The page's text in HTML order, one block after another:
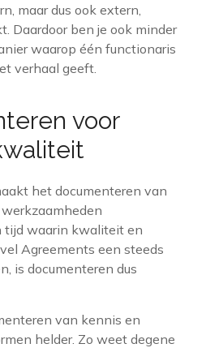
maar dus ook extern,
Daardoor ben je ook minder
waarop één functionaris
verhaal geeft.
voor
het documenteren van
tijd waarin kwaliteit en
Agreements een steeds
is documenteren dus
van kennis en
helder. Zo weet degene